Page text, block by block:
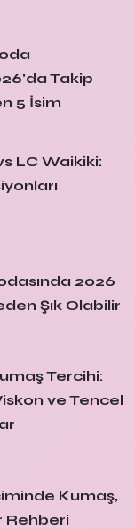
Takip
5 İsim
LC Waikiki:
2026
Şık Olabilir
Tercihi:
ve Tencel
Kumaş,
Rehberi